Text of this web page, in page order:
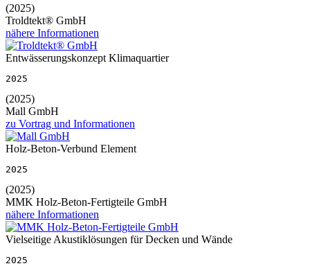
(2025)
Troldtekt® GmbH
nähere Informationen
Entwässerungskonzept Klimaquartier
2025
(2025)
Mall GmbH
zu Vortrag und Informationen
Holz-Beton-Verbund Element
2025
(2025)
MMK Holz-Beton-Fertigteile GmbH
nähere Informationen
Vielseitige Akustiklösungen für Decken und Wände
2025